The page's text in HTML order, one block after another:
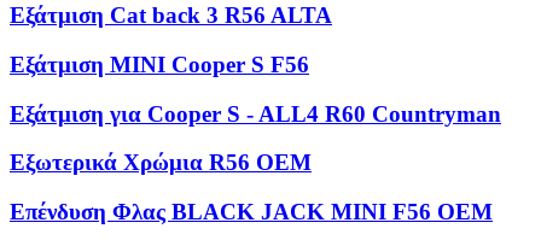
Εξάτμιση Cat back 3 R56 ALTA
Εξάτμιση MINI Cooper S F56
Εξάτμιση για Cooper S - ALL4 R60 Countryman
Εξωτερικά Χρώμια R56 OEM
Επένδυση Φλας BLACK JACK MINI F56 OEM